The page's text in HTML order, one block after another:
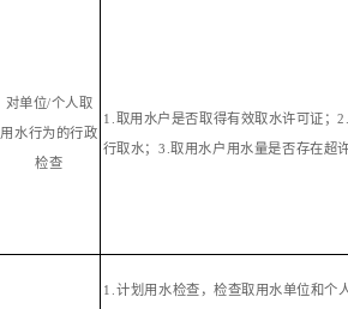
对单位/个人取
用水行为的行政
检查
1 .取用水户是否取得有效取水许可证；
行取水；3.取用水户用水量是否存在超
1 .计划用水检查，检查取用水单位和个